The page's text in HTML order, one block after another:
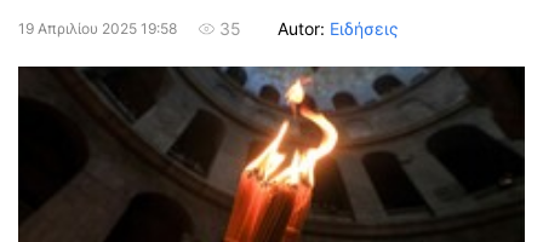
19 Απριλίου 2025 19:58 35 Autor: Ειδήσεις